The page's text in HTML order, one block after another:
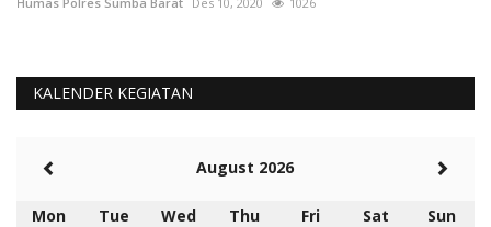
KALENDER KEGIATAN
August 2026
Mon Tue Wed Thu Fri Sat
Sun